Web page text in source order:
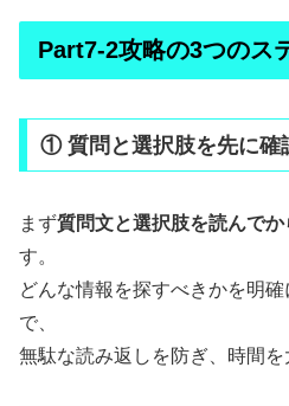
Part7-2攻略の3つのス
① 質問と選択肢を先に確
まず質問文と選択肢を読んで
す。
どんな情報を探すべきかを明
で、
無駄な読み返しを防ぎ、時間を